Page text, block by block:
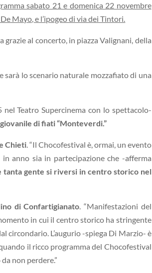
sabato 21 e domenica 22 novembre
Mayo, e l’ipogeo di via dei Tintori.
al concerto, in piazza Valignani, della
sarà lo scenario naturale mozzafiato di una
Teatro Supercinema con lo spettacolo-
di fiati “Monteverdi.”
Chieti. “Il Chocofestival è, ormai, un evento
anno sia in partecipazione che -afferma
tanta gente si riversi in centro storico nel
di Confartigianato. “Manifestazioni del
in cui il centro storico ha stringente
circondario. L’augurio -spiega Di Marzio- è
il ricco programma del Chocofestival
non perdere.”